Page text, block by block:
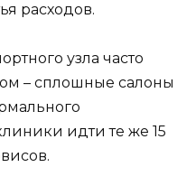
расходов.
узла часто
– сплошные салоны
идти те же 15